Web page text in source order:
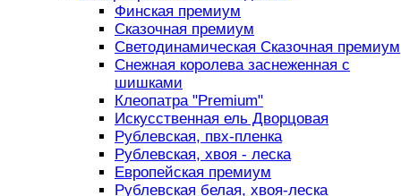
Финская премиум
Сказочная премиум
Светодинамическая Сказочная премиум
Снежная королева заснеженная с
шишками
Клеопатра "Premium"
Искусственная ель Дворцовая
Рублевская, пвх-пленка
Рублевская, хвоя - леска
Европейская премиум
Рублевская белая, хвоя-леска